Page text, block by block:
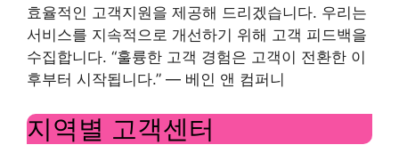
효율적인 고객지원을 제공해 드리겠습니다. 우리는
서비스를 지속적으로 개선하기 위해 고객 피드백을
수집합니다. “훌륭한 고객 경험은 고객이 전환한 이
후부터 시작됩니다.” — 베인 앤 컴퍼니
지역별 고객센터